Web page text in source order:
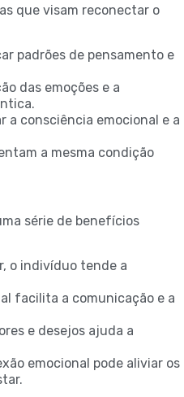
que visam reconectar o
padrões de pensamento e
das emoções e a
a consciência emocional e a
a mesma condição
série de benefícios
o indivíduo tende a
facilita a comunicação e a
e desejos ajuda a
emocional pode aliviar os